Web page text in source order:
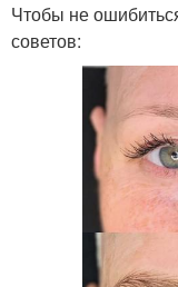
Чтобы не
советов: